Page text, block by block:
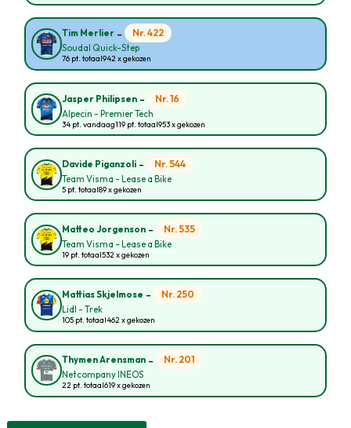
Tim Merlier - Nr. 422
Soudal Quick-Step
76 pt. totaal942 x gekozen
Jasper Philipsen - Nr. 16
Alpecin - Premier Tech
34 pt. vandaag119 pt. totaal953 x gekozen
Davide Piganzoli - Nr. 544
Team Visma - Lease a Bike
5 pt. totaal89 x gekozen
Matteo Jorgenson - Nr. 535
Team Visma - Lease a Bike
19 pt. totaal532 x gekozen
Mattias Skjelmose - Nr. 250
Lidl - Trek
105 pt. totaal462 x gekozen
Thymen Arensman - Nr. 201
Netcompany INEOS
22 pt. totaal619 x gekozen